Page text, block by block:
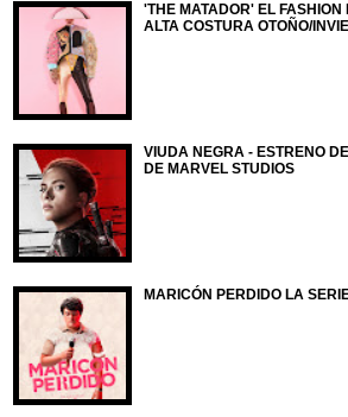
'THE MATADOR' EL FASHION
ALTA COSTURA OTOÑO/
VIUDA NEGRA - ESTRENO
DE MARVEL STUDIOS
MARICÓN PERDIDO LA